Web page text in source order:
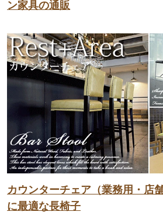
ン家具の通販
カウンターチェア（業務用・店
に最適な長椅子